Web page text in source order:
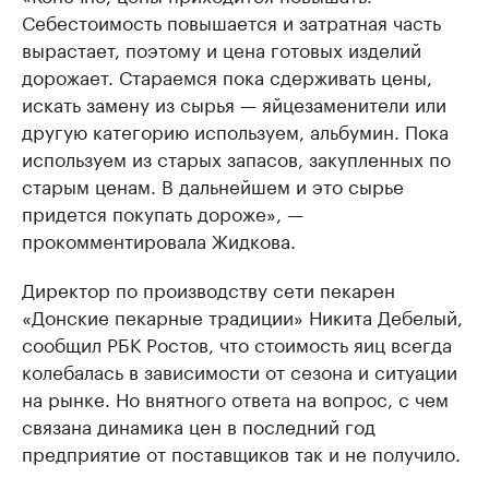
Себестоимость повышается и затратная часть
вырастает, поэтому и цена готовых изделий
дорожает. Стараемся пока сдерживать цены,
искать замену из сырья — яйцезаменители или
другую категорию используем, альбумин. Пока
используем из старых запасов, закупленных по
старым ценам. В дальнейшем и это сырье
придется покупать дороже», —
прокомментировала Жидкова.
Директор по производству сети пекарен
«Донские пекарные традиции» Никита Дебелый,
сообщил РБК Ростов, что стоимость яиц всегда
колебалась в зависимости от сезона и ситуации
на рынке. Но внятного ответа на вопрос, с чем
связана динамика цен в последний год
предприятие от поставщиков так и не получило.